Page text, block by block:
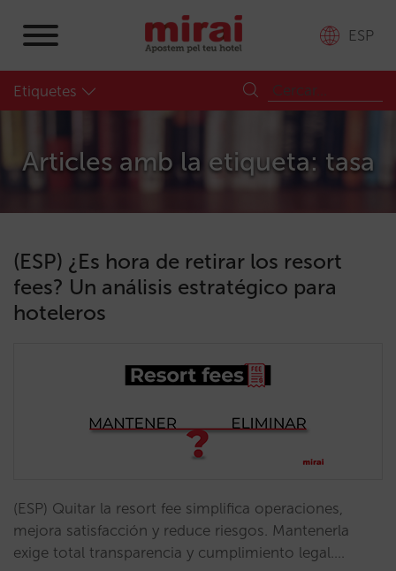
ESP
Etiquetes
Articles amb la etiqueta: tasa
(ESP) ¿Es hora de retirar los resort
fees? Un análisis estratégico para
hoteleros
(ESP) Quitar la resort fee simplifica operaciones,
mejora satisfacción y reduce riesgos. Mantenerla
exige total transparencia y cumplimiento legal.…